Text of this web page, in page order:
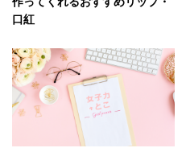
口紅